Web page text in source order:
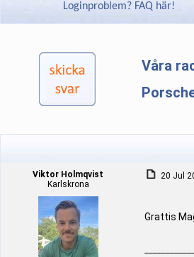
Loginproblem? FAQ här!
Våra
Viktor Holmqvist
Karlskrona
20 Jul
Grattis